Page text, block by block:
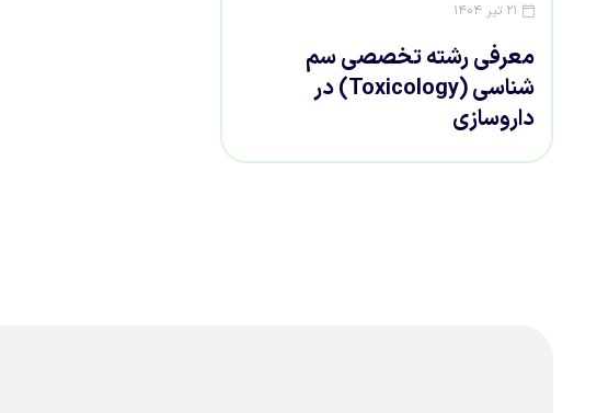
۲۱ تیر ۱۴۰۴
معرفی رشته تخصصی سم
شناسی (Toxicology) در
داروسازی